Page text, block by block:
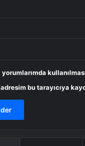
bu tarayıcıya